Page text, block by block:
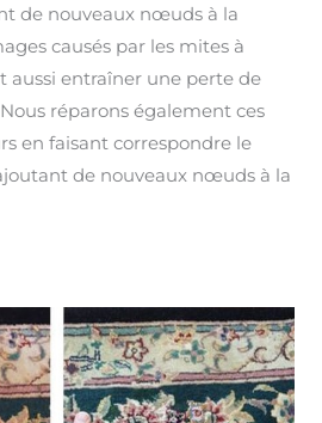
de nouveaux nœuds à la
causés par les mites à
aussi entraîner une perte de
réparons également ces
en faisant correspondre le
de nouveaux nœuds à la